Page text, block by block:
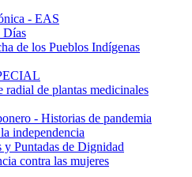
- EAS
de los Pueblos Indígenas
radial de plantas medicinales
- Historias de pandemia
independencia
Puntadas de Dignidad
contra las mujeres